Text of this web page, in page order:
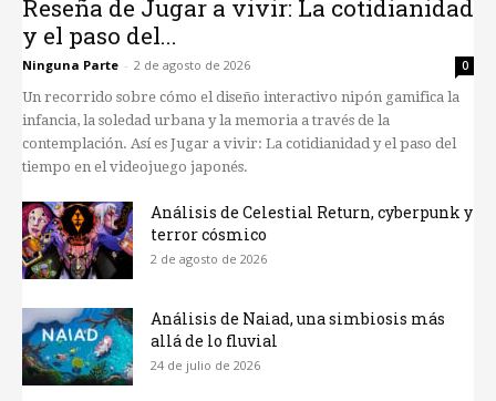
Reseña de Jugar a vivir: La cotidianidad
y el paso del...
Ninguna Parte - 2 de agosto de 2026 0
Un recorrido sobre cómo el diseño interactivo nipón gamifica la
infancia, la soledad urbana y la memoria a través de la
contemplación. Así es Jugar a vivir: La cotidianidad y el paso del
tiempo en el videojuego japonés.
Análisis de Celestial Return, cyberpunk y
terror cósmico
2 de agosto de 2026
Análisis de Naiad, una simbiosis más
allá de lo fluvial
24 de julio de 2026